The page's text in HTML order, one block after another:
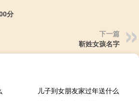
分
下一篇
靳姓女孩名字
儿子到女朋友家过年送什么